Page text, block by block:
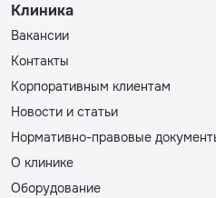
Клиника
Вакансии
Контакты
Корпоративным клиентам
Новости и статьи
Нормативно-правовые
О клинике
Оборудование